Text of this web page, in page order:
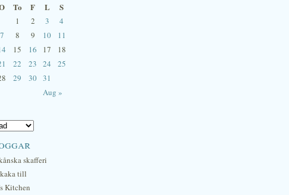
To F L S
Aug »
1 2 3
4
7 8 9 10
11
15 16 17
18
22 23 24
25
29 30 31
skafferi
till
Kitchen